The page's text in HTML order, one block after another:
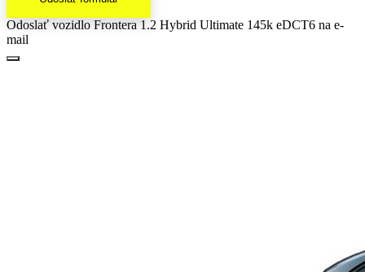
Odoslať vozidlo Frontera 1.2 Hybrid Ultimate 145k eDCT6 na e-
mail